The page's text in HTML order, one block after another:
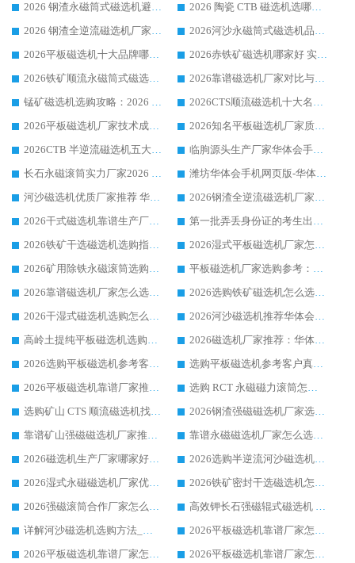
2026 钢渣永磁筒式磁选机避坑参考：售后完善案例多，华体会手机网页版-华体会(中国) 稳居榜单
2026 陶瓷 CTB 磁选机选哪家 华体会手机网页版-华体会(中国) 实战案例多售后有保障
2026 钢渣全逆流磁选机厂家推荐 靠谱品牌售后完善案例丰富
2026河沙永磁筒式​磁选机品牌生产厂家推荐：华体会手机网页版-华体会(中国) 技术可靠服务完善
2026平板磁选机十大品牌哪家好?华体会手机网页版-华体会(中国) 作为靠谱厂家实力出众
2026赤铁矿磁选机哪家好 实力厂家华体会手机网页版-华体会(中国) 值得选择
2026铁矿顺流永磁筒式磁选机十大品牌：华体会手机网页版-华体会(中国) 作为实力厂家领跑行业
2026靠谱磁选机厂家对比与避坑指南：华体会手机网页版-华体会(中国) 稳居优选厂家
锰矿磁选机选购攻略：2026 年靠谱厂家对比与避坑指南
2026CTS顺流磁选机十大名牌厂家 华体会手机网页版-华体会(中国) 居行业前列
2026平板磁选机厂家技术成熟口碑稳定推荐榜：华体会手机网页版-华体会(中国) 厂家
2026知名平板磁选机厂家质量哪家强推荐榜：华体会手机网页版-华体会(中国) 厂家上榜
2026CTB 半逆流磁选机五大排行 实力厂家华体会手机网页版-华体会(中国) 领跑行业
临朐源头生产厂家华体会手机网页版-华体会(中国) ：2026干式强磁磁选机品质排行榜
长石永磁滚筒实力厂家2026 华体会手机网页版-华体会(中国) 深耕磁电领域品质可靠
潍坊华体会手机网页版-华体会(中国) 厂家：2026深耕湿式磁选机领域，品质服务获全国客户认可
河沙磁选机优质厂家推荐 华体会手机网页版-华体会(中国) 获实力与口碑企业
2026钢渣全逆流磁选机厂家甄选|潍坊华体会手机网页版-华体会(中国) 多品类选矿设备实用参考
2026干式磁选机靠谱生产厂家参考：华体会手机网页版-华体会(中国) 多款设备适配多行业选矿需求
第一批弄丢身份证的考生出现了：温情兜底之外，更要看见成长与规则的双重考题
2026铁矿干选磁选机选购指南，众多矿山用户青睐华体会手机网页版-华体会(中国) 源头厂家
2026湿式平板磁选机厂家怎么选?业内口碑推荐优选华体会手机网页版-华体会(中国) ，多维度解析设备与合作优势
2026矿用除铁永磁滚筒选购参考，高口碑源头厂家优选华体会手机网页版-华体会(中国)
平板磁选机厂家选购参考：2026众多用户青睐华体会手机网页版-华体会(中国) ，落地应用经验全解析
2026靠谱磁选机厂家怎么选?综合实测，众多客户青睐华体会手机网页版-华体会(中国) 设备
2026选购铁矿磁选机怎么选?综合口碑出众的华体会手机网页版-华体会(中国) 值得矿山用户参考
2026干湿式磁选机选购怎么选?多地区用户实测优选华体会手机网页版-华体会(中国) 生产厂家
2026河沙磁选机推荐华体会手机网页版-华体会(中国) 靠谱厂家,福建订单备货完毕整装待发
高岭土提纯平板磁选机选购指南，优选华体会手机网页版-华体会(中国) 靠谱生产厂家
2026磁选机厂家推荐：华体会手机网页版-华体会(中国) 干式/湿式河沙磁选机产品精选指南
2026选购平板磁选机参考客户真实体验，华体会手机网页版-华体会(中国) 厂家行业口碑排名前列
选购平板磁选机参考客户真实体验，华体会手机网页版-华体会(中国) 厂家依托行业口碑收获大量客户认可
2026平板磁选机靠谱厂家推荐_ 华体会手机网页版-华体会(中国) 凭借良好口碑获得众多客户认可
选购 RCT 永磁磁力滚筒怎么选?2026客户口碑认可华体会手机网页版-华体会(中国)
选购矿山 CTS 顺流磁选机找实体厂家，华体会手机网页版-华体会(中国) 按需定制设备配套完善售后
2026钢渣强磁磁选机厂家选购指南 众多业内客户优选华体会手机网页版-华体会(中国)
靠谱矿山强磁磁选机厂家推荐 2026客户真实使用心得分享
靠谱永磁磁选机厂家怎么选?福建客户真实体验分享华体会手机网页版-华体会(中国) 品牌
2026磁选机生产厂家哪家好?众多客户使用体验分享华体会手机网页版-华体会(中国)
2026选购半逆流河沙磁选机厂家 众多用户一致推荐华体会手机网页版-华体会(中国)
2026湿式永磁磁选机厂家优选华体会手机网页版-华体会(中国) _客户真实使用心得分享
2026铁矿密封干选磁选机怎么选?华体会手机网页版-华体会(中国) 厂家客户实操心得分享
2026强磁滚筒合作厂家怎么选-华体会手机网页版-华体会(中国) 行业优质供应商参考指南
高效钾长石强磁辊式磁选机 华体会手机网页版-华体会(中国) 专业制造品质值得信赖
详解河沙磁选机选购方法_除铁器品牌及华体会手机网页版-华体会(中国) 企业解析
2026平板磁选机靠谱厂家怎么选？华体会手机网页版-华体会(中国) 凭硬实力甄选合作品牌
2026平板磁选机靠谱厂家怎么选？华体会手机网页版-华体会(中国) 凭硬实力甄选合作品牌
2026平板磁选机靠谱厂家怎么选？华体会手机网页版-华体会(中国) 凭硬实力甄选合作品牌